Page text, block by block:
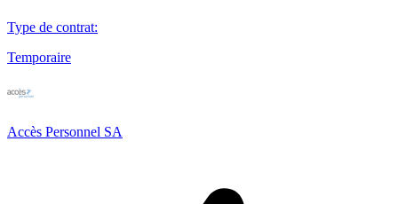
Type de contrat:
Temporaire
Accès Personnel SA